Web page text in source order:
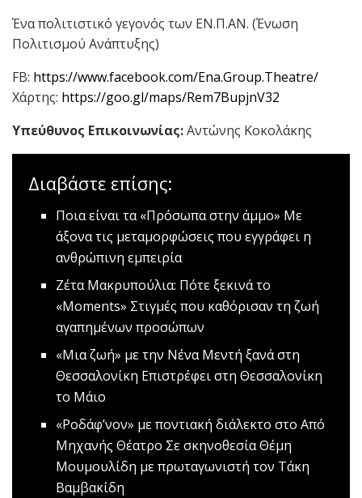
Ένα πολιτιστικό γεγονός των ΕΝ.Π.ΑΝ. (Ένωση
Πολιτισμού Ανάπτυξης)
FB: https://www.facebook.com/Ena.Group.Theatre/
Χάρτης: https://goo.gl/maps/Rem7BupjnV32
Υπεύθυνος Επικοινωνίας:Αντώνης Κοκολάκης
Διαβάστε επίσης:
Ποια είναι τα «Πρόσωπα στην άμμο» Με
άξονα τις μεταμορφώσεις που εγγράφει η
ανθρώπινη εμπειρία
Ζέτα Μακρυπούλια: Πότε ξεκινά το
«Μοments» Στιγμές που καθόρισαν τη ζωή
αγαπημένων προσώπων
«Μια ζωή» με την Νένα Μεντή ξανά στη
Θεσσαλονίκη Επιστρέφει στη Θεσσαλονίκη
το Μάιο
«Ροδάφ’νον» με ποντιακή διάλεκτο στο Από
Μηχανής Θέατρο Σε σκηνοθεσία Θέμη
Μουμουλίδη με πρωταγωνιστή τον Τάκη
Βαμβακίδη